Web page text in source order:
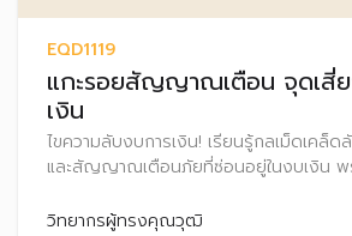
EQD1119
แกะรอยสัญญาณเตือน จุดเสี่ย
เงิน
ไขความลับงบการเงิน! เรียนรู้กลเม็ดเคล็ด
และสัญญาณเตือนภัยที่ซ่อนอยู่ในงบเงิน
คุณลงทุนได้อย่างมั่นใจและปลอดภัยยิ่งขึ้น
วิทยากรผู้ทรงคุณวุฒิ